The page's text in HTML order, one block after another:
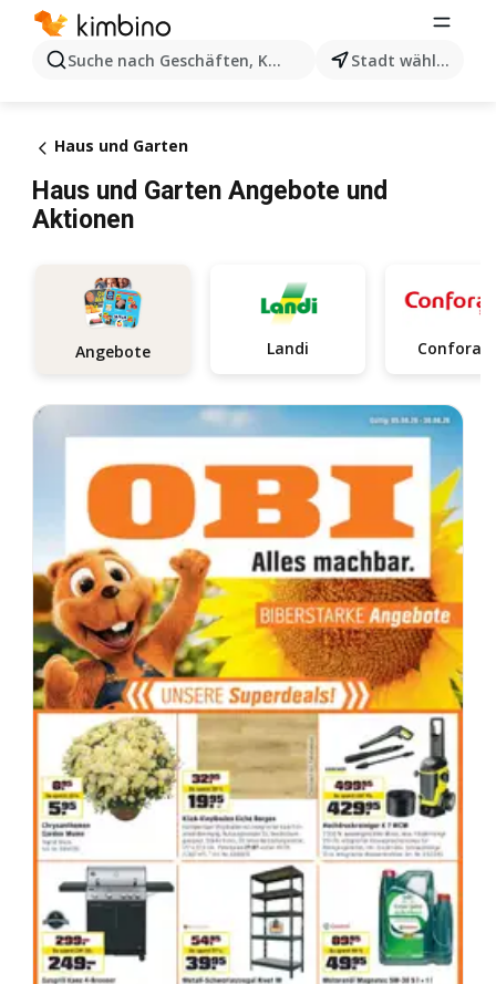
Suche nach Geschäften, Kategorien, Produkten...
Stadt wählen
Haus und Garten
Haus und Garten Angebote und
Aktionen
Angebote Landi